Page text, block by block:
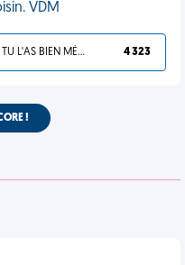
VDM
TU L'AS BIEN MÉRITÉ 4 323
!